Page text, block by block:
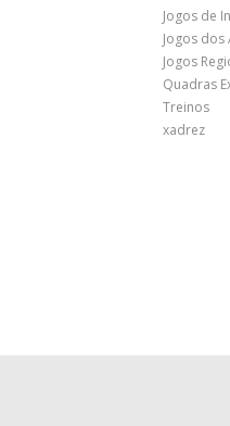
Jogos de
Jogos
Jogos
Quadras
Treinos
xadrez